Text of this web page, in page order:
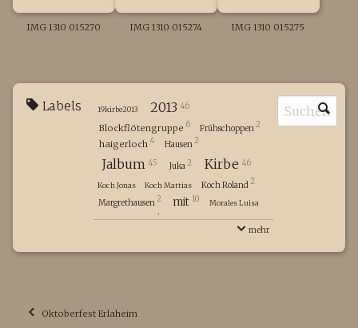
IMG 1310 015270 IMG 1310 015274 IMG 1310 015275
Labels 19kirbe2013 2013 46
Blockflötengruppe 6 Frühschoppen2
haigerloch 4 Hausen2
Jalbum 45 Juka2 Kirbe 46
Koch Jonas Koch Mattias Koch Roland 2
Margrethausen2 mit 10 Morales Luisa
Musikverein 4
Peter Annika2 Peter Lukas Roming Hanna
mehr
Oktoberfest Erlaheim